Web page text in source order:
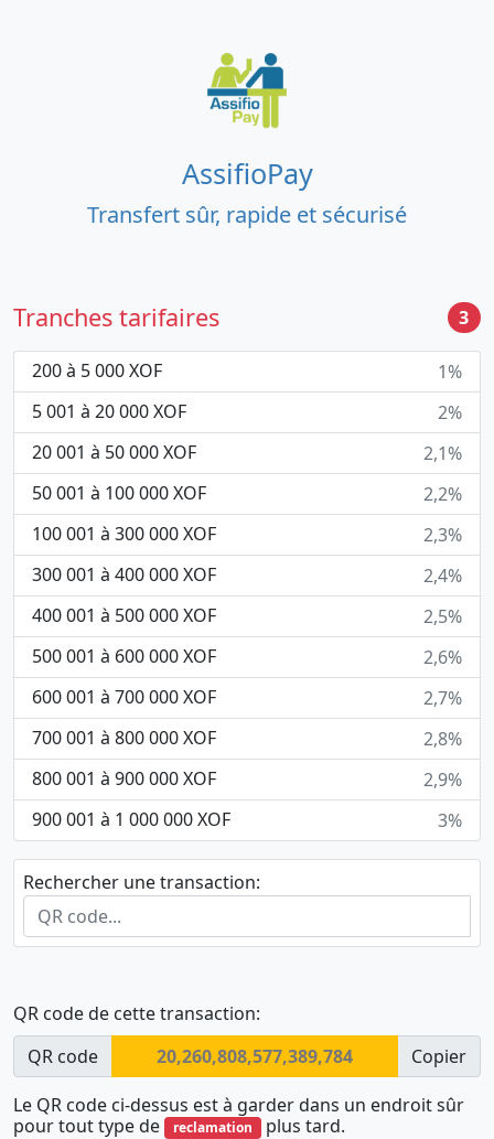
AssifioPay
Transfert sûr, rapide et sécurisé
Tranches tarifaires 3
200 à 5 000 XOF
1%
5 001 à 20 000 XOF
2%
20 001 à 50 000 XOF
2,1%
50 001 à 100 000 XOF
2,2%
100 001 à 300 000 XOF
2,3%
300 001 à 400 000 XOF
2,4%
400 001 à 500 000 XOF
2,5%
500 001 à 600 000 XOF
2,6%
600 001 à 700 000 XOF
2,7%
700 001 à 800 000 XOF
2,8%
800 001 à 900 000 XOF
2,9%
900 001 à 1 000 000 XOF
3%
Rechercher une transaction:
QR code de cette transaction:
QR code
20,260,808,577,389,784
Copier
Le QR code ci-dessus est à garder dans un endroit sûr
pour tout type de
reclamation plus tard.